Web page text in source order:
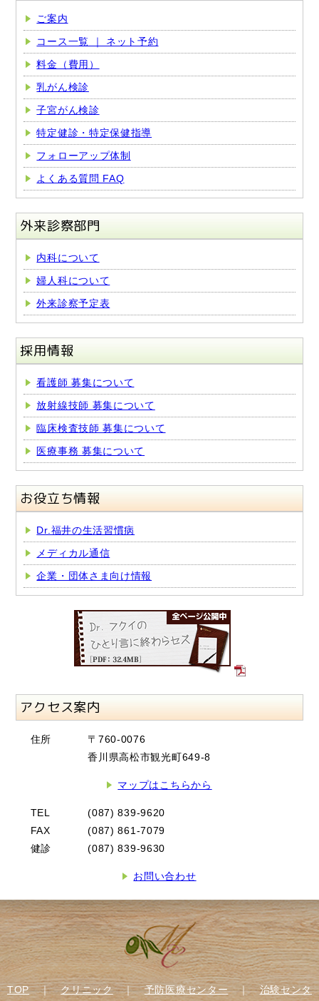
ご案内
コース一覧 ｜ ネット予約
料金（費用）
乳がん検診
子宮がん検診
特定健診・特定保健指導
フォローアップ体制
よくある質問 FAQ
外来診察部門
内科について
婦人科について
外来診察予定表
採用情報
看護師 募集について
放射線技師 募集について
臨床検査技師 募集について
医療事務 募集について
お役立ち情報
Dr.福井の生活習慣病
メディカル通信
企業・団体さま向け情報
アクセス案内
住所
〒760-0076
香川県高松市観光町649-8
マップはこちらから
TEL
(087) 839-9620
FAX
(087) 861-7079
健診
(087) 839-9630
お問い合わせ
TOP｜クリニック｜予防医療センター｜治験センタ